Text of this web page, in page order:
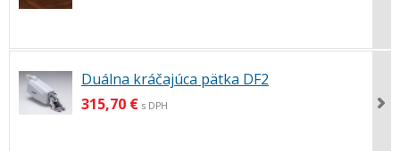
Duálna kráčajúca pätka DF2
315,70 € s DPH